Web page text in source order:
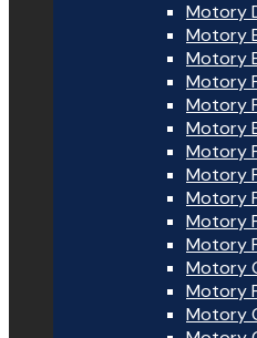
Motory
Motory
Motory
Motory
Motory
Motory
Motory
Motory
Motory
Motory
Motory
Motory
Motory
Motory